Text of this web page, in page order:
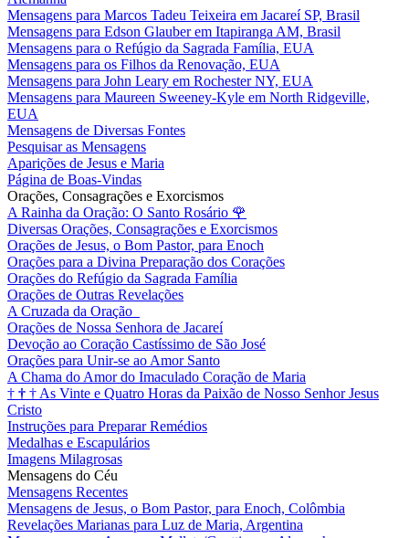
Mensagens para Marcos Tadeu Teixeira em Jacareí SP, Brasil
Mensagens para Edson Glauber em Itapiranga AM, Brasil
Mensagens para o Refúgio da Sagrada Família, EUA
Mensagens para os Filhos da Renovação, EUA
Mensagens para John Leary em Rochester NY, EUA
Mensagens para Maureen Sweeney-Kyle em North Ridgeville,
EUA
Mensagens de Diversas Fontes
Pesquisar as Mensagens
Aparições de Jesus e Maria
Página de Boas-Vindas
Orações, Consagrações e Exorcismos
A Rainha da Oração: O Santo Rosário 🌹
Diversas Orações, Consagrações e Exorcismos
Orações de Jesus, o Bom Pastor, para Enoch
Orações para a Divina Preparação dos Corações
Orações do Refúgio da Sagrada Família
Orações de Outras Revelações
A Cruzada da Oração
Orações de Nossa Senhora de Jacareí
Devoção ao Coração Castíssimo de São José
Orações para Unir-se ao Amor Santo
A Chama do Amor do Imaculado Coração de Maria
† † † As Vinte e Quatro Horas da Paixão de Nosso Senhor Jesus
Cristo
Instruções para Preparar Remédios
Medalhas e Escapulários
Imagens Milagrosas
Mensagens do Céu
Mensagens Recentes
Mensagens de Jesus, o Bom Pastor, para Enoch, Colômbia
Revelações Marianas para Luz de Maria, Argentina